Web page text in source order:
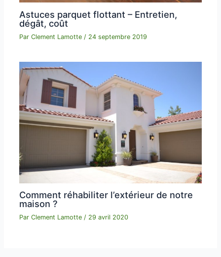
Astuces parquet flottant – Entretien,
dégât, coût
ParClement Lamotte/ 24 septembre 2019
Comment réhabiliter l’extérieur de notre
maison ?
ParClement Lamotte/ 29 avril 2020